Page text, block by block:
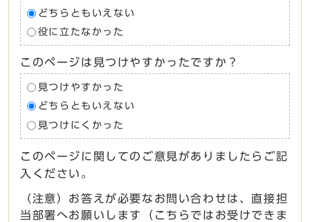
どちらともいえない
役に立たなかった
このページは見つけやすかったですか？
見つけやすかった
どちらともいえない
見つけにくかった
このページに関してのご意見がありましたらご記
入ください。
（注意）お答えが必要なお問い合わせは、直接担
当部署へお願いします（こちらではお受けできま